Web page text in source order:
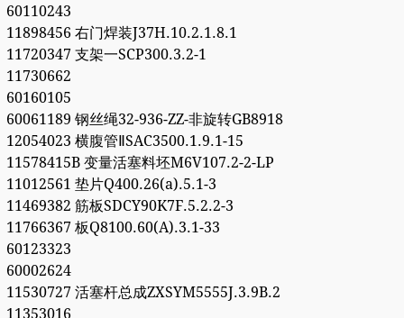
60110243
11898456 右门焊装J37H.10.2.1.8.1
11720347 支架一SCP300.3.2-1
11730662
60160105
60061189 钢丝绳32-936-ZZ-非旋转GB8918
12054023 横腹管ⅡSAC3500.1.9.1-15
11578415B 变量活塞料坯M6V107.2-2-LP
11012561 垫片Q400.26(a).5.1-3
11469382 筋板SDCY90K7F.5.2.2-3
11766367 板Q8100.60(A).3.1-33
60123323
60002624
11530727 活塞杆总成ZXSYM5555J.3.9B.2
11353016